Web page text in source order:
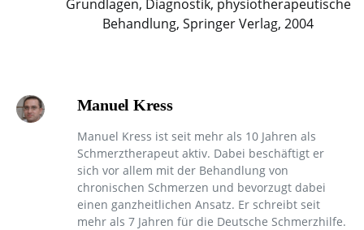
Grundlagen, Diagnostik, physiotherapeutische
Behandlung, Springer Verlag, 2004
Manuel Kress
Manuel Kress ist seit mehr als 10 Jahren als
Schmerztherapeut aktiv. Dabei beschäftigt er
sich vor allem mit der Behandlung von
chronischen Schmerzen und bevorzugt dabei
einen ganzheitlichen Ansatz. Er schreibt seit
mehr als 7 Jahren für die Deutsche Schmerzhilfe.